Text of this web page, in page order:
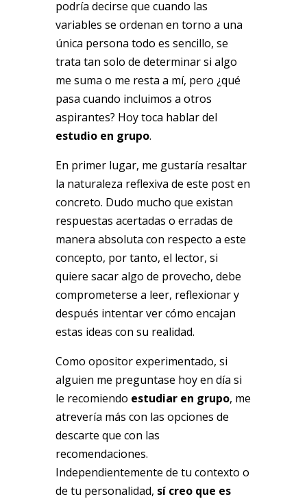
podría decirse que cuando las
variables se ordenan en torno a una
única persona todo es sencillo, se
trata tan solo de determinar si algo
me suma o me resta a mí, pero ¿qué
pasa cuando incluimos a otros
aspirantes? Hoy toca hablar del
estudio en grupo.
En primer lugar, me gustaría resaltar
la naturaleza reflexiva de este post en
concreto. Dudo mucho que existan
respuestas acertadas o erradas de
manera absoluta con respecto a este
concepto, por tanto, el lector, si
quiere sacar algo de provecho, debe
comprometerse a leer, reflexionar y
después intentar ver cómo encajan
estas ideas con su realidad.
Como opositor experimentado, si
alguien me preguntase hoy en día si
le recomiendo estudiar en grupo, me
atrevería más con las opciones de
descarte que con las
recomendaciones.
Independientemente de tu contexto o
de tu personalidad, sí creo que es